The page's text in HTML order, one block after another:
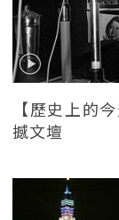
【歷史上的
撼文壇